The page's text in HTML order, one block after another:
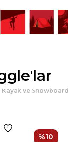
Kayak ve Snowboard
%10